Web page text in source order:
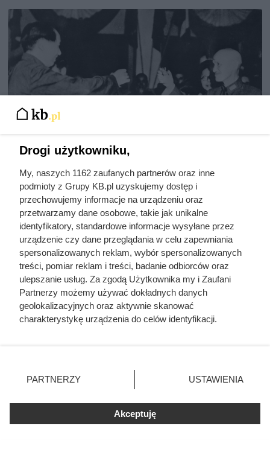
Doprowadził do śmierci większej
liczby ludzi niż Hitler i Stalin
razem wzięci. Mimo to czczą go
jako bohatera
Drogi użytkowniku,
My, naszych 1162 zaufanych partnerów oraz inne
podmioty z Grupy KB.pl uzyskujemy dostęp i
przechowujemy informacje na urządzeniu oraz
przetwarzamy dane osobowe, takie jak unikalne
identyfikatory, standardowe informacje wysyłane przez
urządzenie czy dane przeglądania w celu zapewniania
spersonalizowanych reklam, wybór spersonalizowanych
treści, pomiar reklam i treści, badanie odbiorców oraz
ulepszanie usług. Za zgodą Użytkownika my i Zaufani
Partnerzy możemy używać dokładnych danych
geolokalizacyjnych oraz aktywnie skanować
charakterystykę urządzenia do celów identyfikacji.
zmienić/wycofać klikając przycisk ustawień prywatności
znajdujący się w lewym dolnym rogu strony. Niektóre
użytkownika, ale masz prawo sprzeciwić się takiemu
przetwarzaniu. Preferencje będą miały zastosowania tylko
PARTNERZY USTAWIENIA
Akceptuję